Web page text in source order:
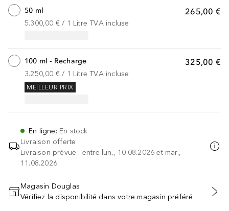
265,00 €
50 ml
5.300,00 € / 1 Litre TVA incluse
325,00 €
100 ml - Recharge
3.250,00 € / 1 Litre TVA incluse
MEILLEUR PRIX
En ligne: En stock
Livraison offerte
Livraison prévue : entre lun., 10.08.2026 et mar.,
11.08.2026.
AJOUTER AU PANIER
Magasin Douglas
Vérifiez la disponibilité dans votre magasin préféré